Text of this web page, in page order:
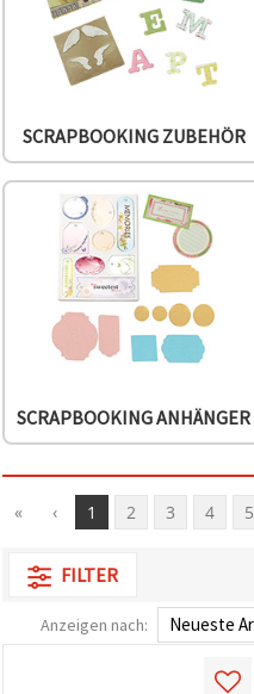
SCRAPBOOKING ZUBEHÖR
SCRAPBOOKING ANHÄNGER
« ‹ 1 2 3 4 5
FILTER
Anzeigen nach: